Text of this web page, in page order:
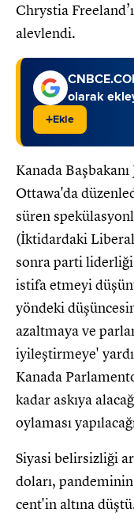
Chrystia
alevlendi.
olarak
+Ekle
Kanada
Ottawa'da
süren
(İktidardaki
sonra parti liderliği
istifa etmeyi
yöndeki
azaltmaya ve
iyileştirmeye'
Kanada
kadar askıya
oylaması
Siyasi belirsizliği
doları,
cent'in altına